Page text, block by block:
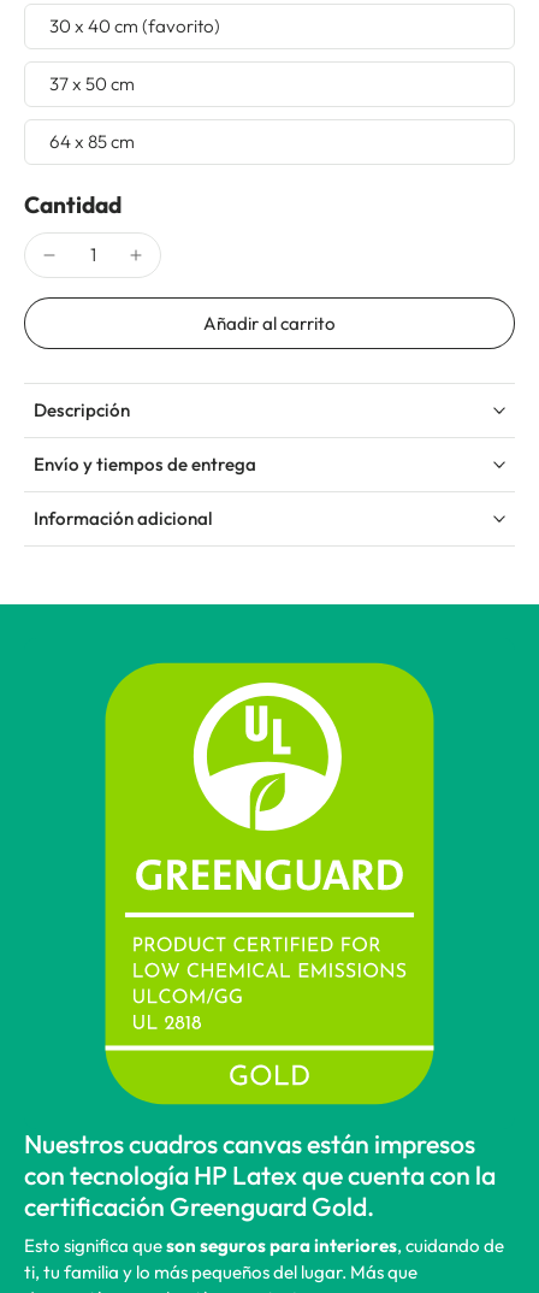
30 x 40 cm (favorito)
37 x 50 cm
64 x 85 cm
Cantidad
Añadir al carrito
Descripción
Envío y tiempos de entrega
Información adicional
Nuestros cuadros canvas están impresos
con tecnología HP Latex que cuenta con la
certificación Greenguard Gold.
Esto significa queson seguros para interiores, cuidando de
ti, tu familia y lo más pequeños del lugar. Más que